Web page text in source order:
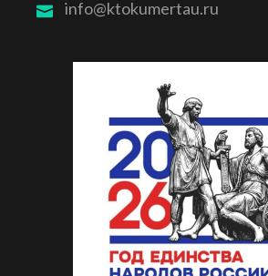
info@ktokumertau.ru